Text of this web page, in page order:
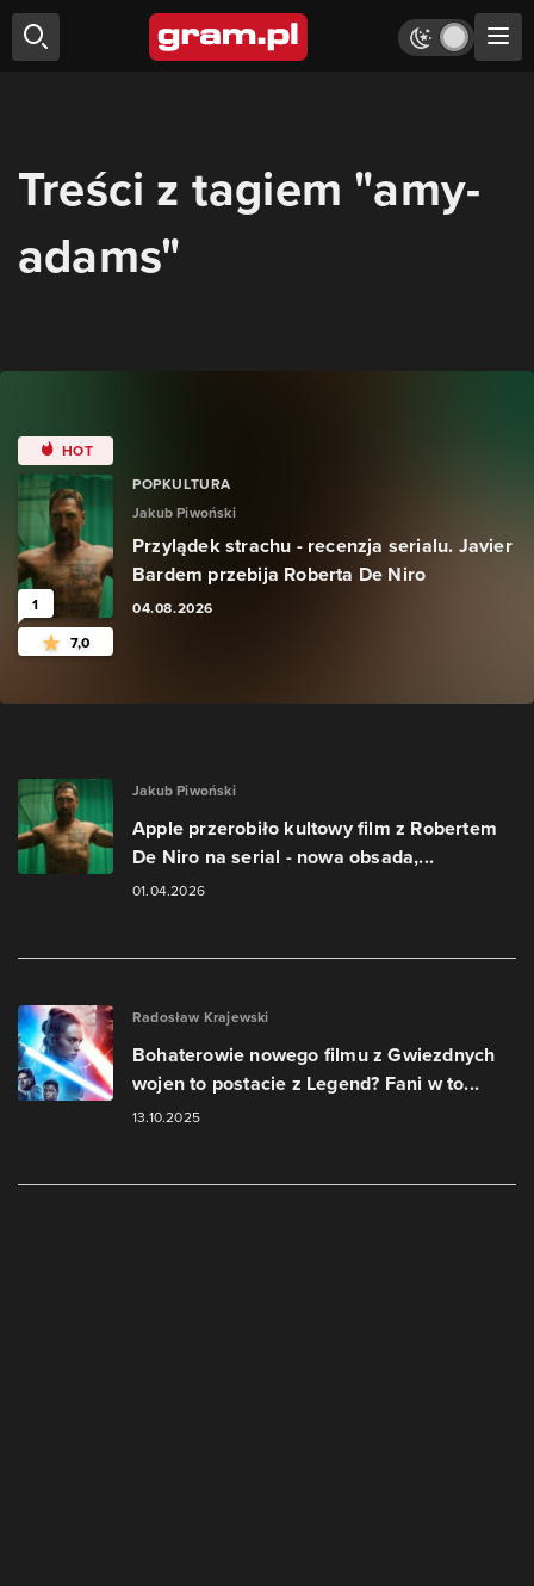
Treści z tagiem "amy-
adams"
HOT
1
7,0
POPKULTURA
Jakub Piwoński
Przylądek strachu - recenzja serialu. Javier
Bardem przebija Roberta De Niro
04.08.2026
Jakub Piwoński
Apple przerobiło kultowy film z Robertem
De Niro na serial - nowa obsada,...
01.04.2026
Radosław Krajewski
Bohaterowie nowego filmu z Gwiezdnych
wojen to postacie z Legend? Fani w to...
13.10.2025